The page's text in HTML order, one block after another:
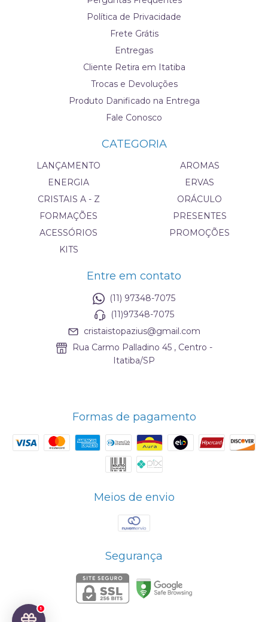
1
Política de Privacidade
Frete Grátis
Entregas
Cliente Retira em Itatiba
Trocas e Devoluções
Produto Danificado na Entrega
Fale Conosco
CATEGORIA
LANÇAMENTO
ENERGIA
CRISTAIS A - Z
FORMAÇÕES
ACESSÓRIOS
KITS
AROMAS
ERVAS
ORÁCULO
PRESENTES
PROMOÇÕES
Entre em contato
(11) 97348-7075
(11)97348-7075
cristaistopazius@gmail.com
Rua Carmo Palladino 45 , Centro -
Itatiba/SP
Formas de pagamento
Meios de envio
Segurança